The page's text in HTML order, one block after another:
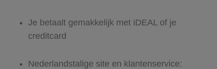
Je betaalt gemakkelijk met iDEAL of je
creditcard
Nederlandstalige site en klantenservice: